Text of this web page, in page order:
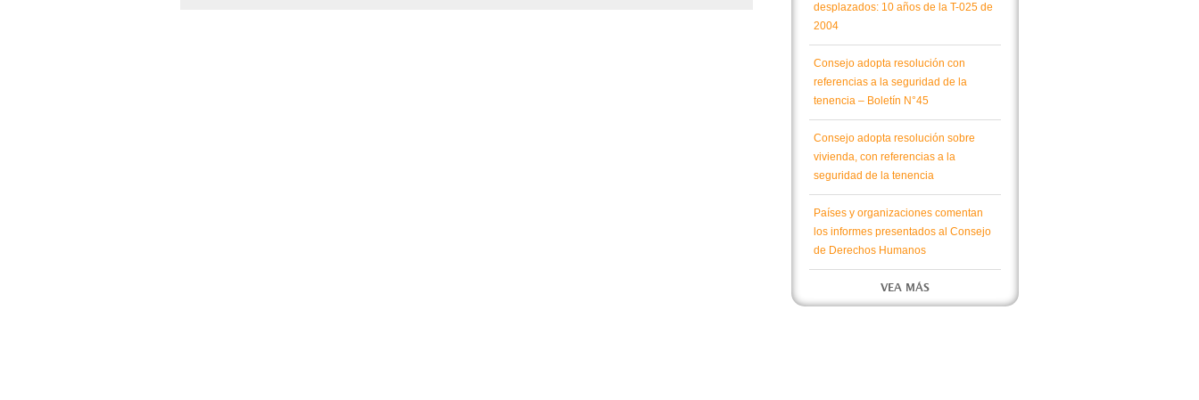
desplazados: 10 años de la T-025 de
2004
Consejo adopta resolución con
referencias a la seguridad de la
tenencia – Boletín N°45
Consejo adopta resolución sobre
vivienda, con referencias a la
seguridad de la tenencia
Países y organizaciones comentan
los informes presentados al Consejo
de Derechos Humanos
VEA MÁS